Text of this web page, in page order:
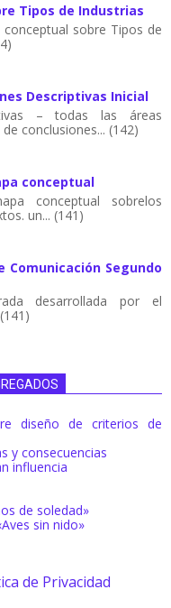
Tipos de Industrias
sobre Tipos de
Descriptivas Inicial
– todas las áreas
conclusiones... (142)
conceptual
conceptual sobrelos
un... (141)
Comunicación Segundo
desarrollada por el
diseño de criterios de
y consecuencias
influencia
de soledad»
sin nido»
de Privacidad